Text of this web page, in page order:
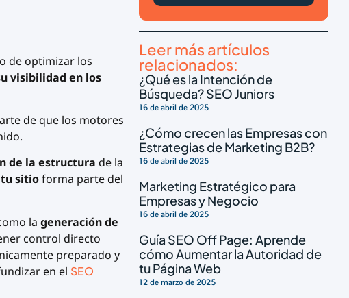
de optimizar los
visibilidad en los
de que los motores
de la estructura de la
sitioforma parte del
la generación de
control directo
preparado y
en el SEO
Leer más artículos
relacionados:
¿Qué es la Intención de
Búsqueda? SEO Juniors
16 de abril de 2025
¿Cómo crecen las Empresas con
Estrategias de Marketing B2B?
16 de abril de 2025
Marketing Estratégico para
Empresas y Negocio
16 de abril de 2025
Guía SEO Off Page: Aprende
cómo Aumentar la Autoridad de
tu Página Web
12 de marzo de 2025